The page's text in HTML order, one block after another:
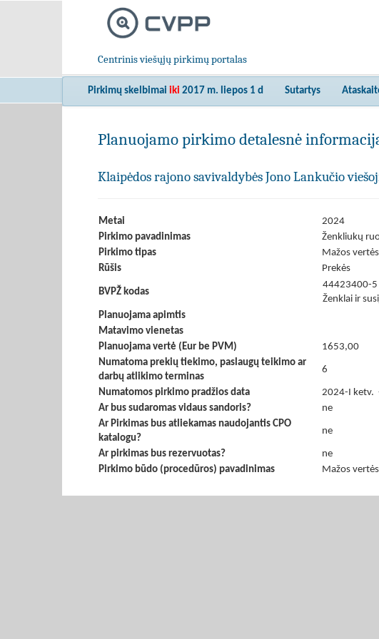
Centrinis viešųjų pirkimų portalas
Pirkimų skelbimai iki 2017 m. liepos 1 d Sutartys
Planuojamo pirkimo detalesnė
Klaipėdos rajono savivaldybės Jono Lankučio
Metai
2024
Pirkimo pavadinimas
Ženkliukų
Pirkimo tipas
Mažos
Rūšis
Prekės
BVPŽ kodas
44423400-5
Ženklai ir
Planuojama apimtis
Matavimo vienetas
Planuojama vertė (Eur be PVM)
1653,00
Numatoma prekių tiekimo, paslaugų teikimo ar
darbų atlikimo terminas
6
Numatomos pirkimo pradžios data
2024-I ketv.
Ar bus sudaromas vidaus sandoris?
ne
Ar Pirkimas bus atliekamas naudojantis CPO
katalogu?
ne
Ar pirkimas bus rezervuotas?
ne
Pirkimo būdo (procedūros) pavadinimas
Mažos